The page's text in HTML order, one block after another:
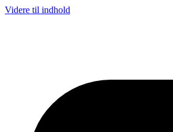
Videre til indhold